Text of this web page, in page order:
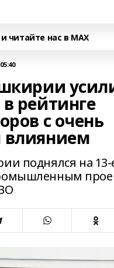
читайте нас в MAX
рейтинге
с очень
поднялся на 13-